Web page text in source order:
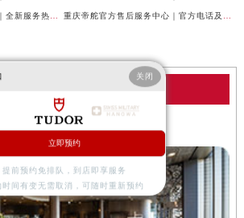
重庆帝舵售后服务中心
关闭
立即预约
提前预约免排队，到店即享服务
时间有变无需取消，可随时重新预约